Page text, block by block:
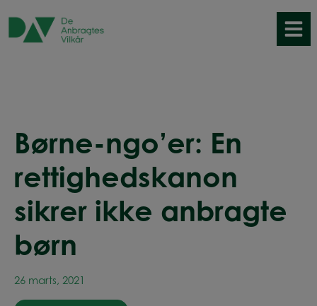
indholdet
Børne-ngo’er: En
rettighedskanon
sikrer ikke anbragte
børn
26 marts, 2021